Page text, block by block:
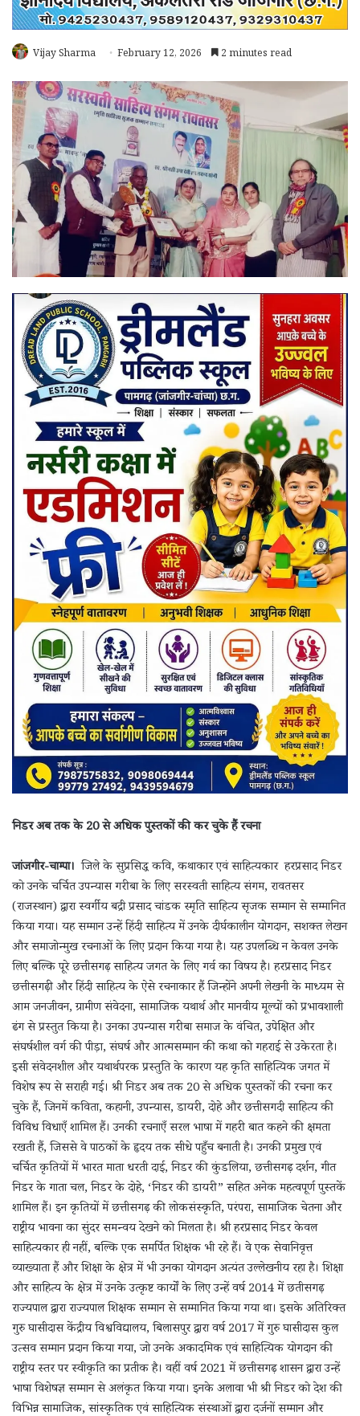
Vijay Sharma February 12, 2026 2 minutes read
निडर अब तक के 20 से अधिक पुस्तकों की कर चुके हैं रचना
जांजगीर-चाम्पा। जिले के सुप्रसिद्ध कवि, कथाकार एवं साहित्यकार हरप्रसाद निडर
को उनके चर्चित उपन्यास गरीबा के लिए सरस्वती साहित्य संगम, रावतसर
(राजस्थान) द्वारा स्वर्गीय बद्री प्रसाद चांडक स्मृति साहित्य सृजक सम्मान से सम्मानित
किया गया। यह सम्मान उन्हें हिंदी साहित्य में उनके दीर्घकालीन योगदान, सशक्त लेखन
और समाजोन्मुख रचनाओं के लिए प्रदान किया गया है। यह उपलब्धि न केवल उनके
लिए बल्कि पूरे छत्तीसगढ़ साहित्य जगत के लिए गर्व का विषय है। हरप्रसाद निडर
छत्तीसगढ़ी और हिंदी साहित्य के ऐसे रचनाकार हैं जिन्होंने अपनी लेखनी के माध्यम से
आम जनजीवन, ग्रामीण संवेदना, सामाजिक यथार्थ और मानवीय मूल्यों को प्रभावशाली
ढंग से प्रस्तुत किया है। उनका उपन्यास गरीबा समाज के वंचित, उपेक्षित और
संघर्षशील वर्ग की पीड़ा, संघर्ष और आत्मसम्मान की कथा को गहराई से उकेरता है।
इसी संवेदनशील और यथार्थपरक प्रस्तुति के कारण यह कृति साहित्यिक जगत में
विशेष रूप से सराही गई। श्री निडर अब तक 20 से अधिक पुस्तकों की रचना कर
चुके हैं, जिनमें कविता, कहानी, उपन्यास, डायरी, दोहे और छत्तीसगदी साहित्य की
विविध विधाएँ शामिल हैं। उनकी रचनाएँ सरल भाषा में गहरी बात कहने की क्षमता
रखती हैं, जिससे वे पाठकों के हृदय तक सीधे पहुँच बनाती है। उनकी प्रमुख एवं
चर्चित कृतियों में भारत माता धरती दाई, निडर की कुंडलिया, छत्तीसगढ़ दर्शन, गीत
निडर के गाता चल, निडर के दोहे, ‘निडर की डायरी” सहित अनेक महत्वपूर्ण पुस्तकें
शामिल हैं। इन कृतियों में छत्तीसगढ़ की लोकसंस्कृति, परंपरा, सामाजिक चेतना और
राष्ट्रीय भावना का सुंदर समन्वय देखने को मिलता है। श्री हरप्रसाद निडर केवल
साहित्यकार ही नहीं, बल्कि एक समर्पित शिक्षक भी रहे हैं। वे एक सेवानिवृत्त
व्याख्याता हैं और शिक्षा के क्षेत्र में भी उनका योगदान अत्यंत उल्लेखनीय रहा है। शिक्षा
और साहित्य के क्षेत्र में उनके उत्कृष्ट कार्यों के लिए उन्हें वर्ष 2014 में छतीसगढ़
राज्यपाल द्वारा राज्यपाल शिक्षक सम्मान से सम्मानित किया गया था। इसके अतिरिक्त
गुरु घासीदास केंद्रीय विश्ववि‌द्यालय, बिलासपुर द्वारा वर्ष 2017 में गुरु घासीदास कुल
उत्सव सम्मान प्रदान किया गया, जो उनके अकादमिक एवं साहित्यिक योगदान की
राष्ट्रीय स्तर पर स्वीकृति का प्रतीक है। वहीं वर्ष 2021 में छत्तीसगढ़ शासन ‌द्वारा उन्हें
भाषा विशेषज्ञ सम्मान से अलंकृत किया गया। इनके अलावा भी श्री निडर को देश की
विभिन्न सामाजिक, सांस्कृतिक एवं साहित्यिक संस्थाओं द्वारा दर्जनों सम्मान और